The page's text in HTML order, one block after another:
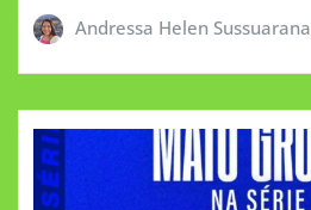
Andressa Helen Sussuarana